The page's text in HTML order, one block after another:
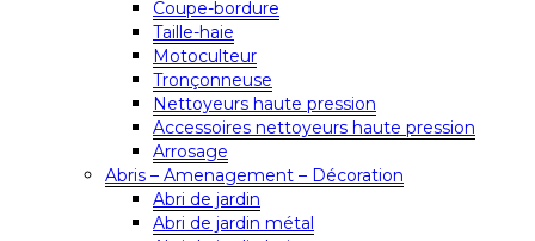
Coupe-bordure
Taille-haie
Motoculteur
Tronçonneuse
Nettoyeurs haute pression
Accessoires nettoyeurs haute pression
Arrosage
Abris – Amenagement – Décoration
Abri de jardin
Abri de jardin métal